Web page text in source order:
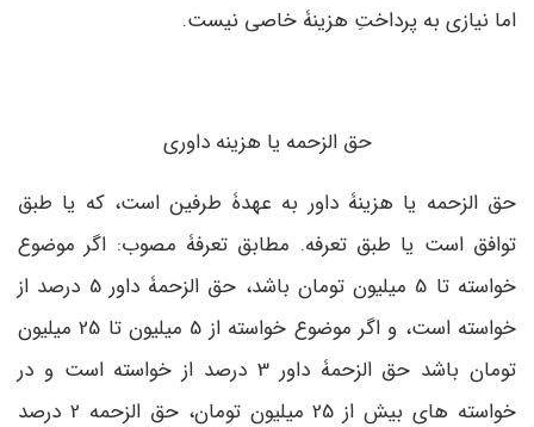
اما نیازی به پرداختِ هزینۀ خاصی نیست.
حق الزحمه یا هزینه داوری
حق الزحمه یا هزینۀ داور به عهدۀ طرفین است، که یا طبق
توافق است یا طبق تعرفه. مطابق تعرفۀ مصوب: اگر موضوع
خواسته تا 5 میلیون تومان باشد، حق الزحمۀ داور 5 درصد از
خواسته است، و اگر موضوع خواسته از 5 میلیون تا 25 میلیون
تومان باشد حق الزحمۀ داور 3 درصد از خواسته است و در
خواسته های بیش از 25 میلیون تومان، حق الزحمه 2 درصد